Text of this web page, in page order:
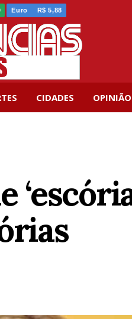
Euro R$ 5,88
CIDADES OPINIÃO